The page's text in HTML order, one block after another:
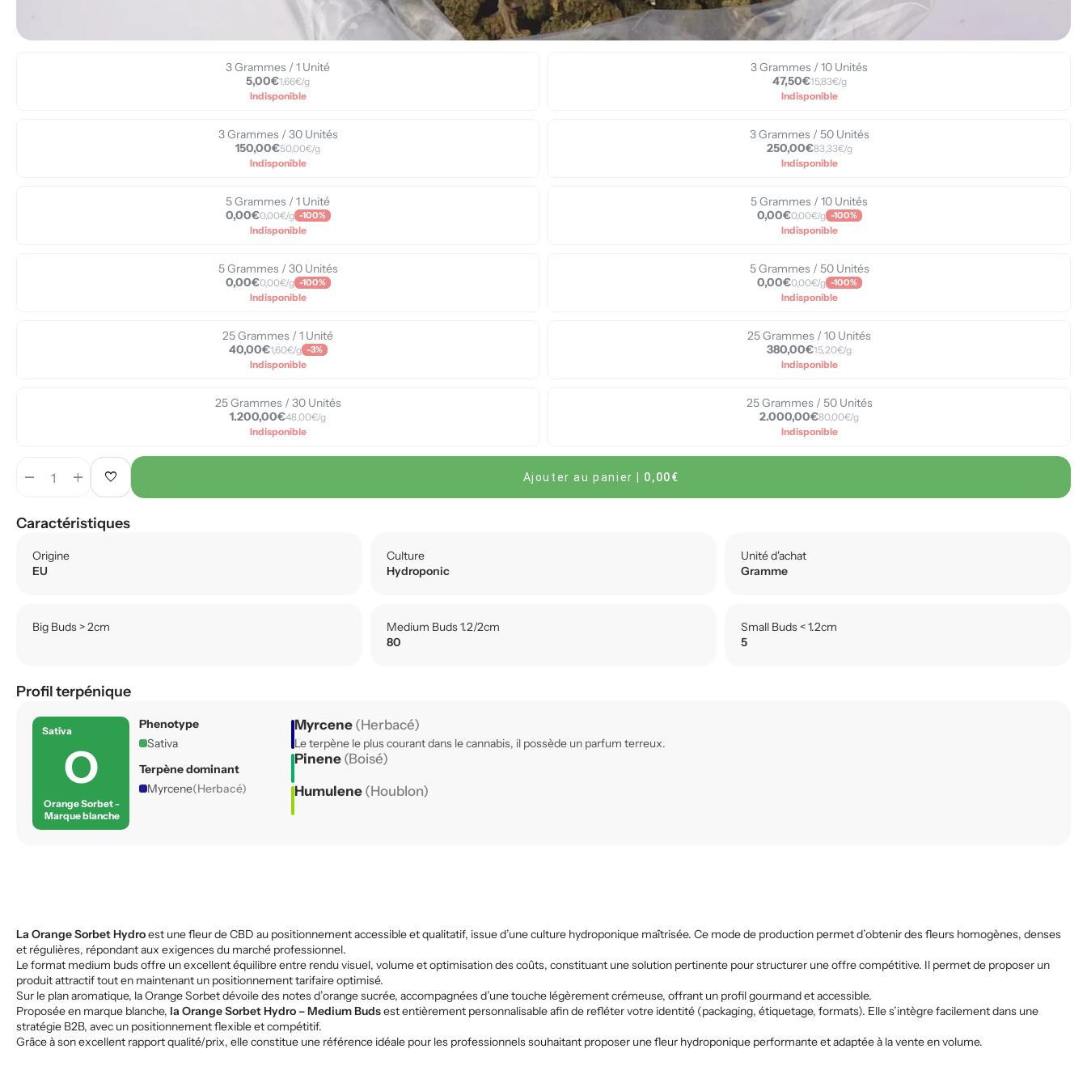
3 Grammes / 1 Unité
5,00€1,66€/g
Indisponible
3 Grammes / 10 Unités
47,50€15,83€/g
Indisponible
3 Grammes / 30 Unités
150,00€50,00€/g
Indisponible
3 Grammes / 50 Unités
250,00€83,33€/g
Indisponible
5 Grammes / 1 Unité
0,00€0,00€/g -100%
Indisponible
5 Grammes / 10 Unités
0,00€0,00€/g -100%
Indisponible
5 Grammes / 30 Unités
0,00€0,00€/g -100%
Indisponible
5 Grammes / 50 Unités
0,00€0,00€/g -100%
Indisponible
25 Grammes / 1 Unité
40,00€1,60€/g -3%
Indisponible
25 Grammes / 10 Unités
380,00€15,20€/g
Indisponible
25 Grammes / 30 Unités
1.200,00€48,00€/g
Indisponible
25 Grammes / 50 Unités
2.000,00€80,00€/g
Indisponible
remove add favorite Ajouter au panier 0,00€
Caractéristiques
Origine
EU
Culture
Hydroponic
Unité d'achat
Gramme
Big Buds > 2cm
Medium Buds 1.2/2cm
80
Small Buds < 1.2cm
5
Profil terpénique
Sativa
O
Orange Sorbet -
Marque blanche
Phenotype
Sativa
Terpène dominant
Myrcene(Herbacé)
Myrcene (Herbacé)
Le terpène le plus courant dans le cannabis, il possède un parfum terreux.
Pinene (Boisé)
Humulene (Houblon)
La Orange Sorbet Hydroest une fleur de CBD au positionnement accessible et qualitatif, issue d’une culture hydroponique maîtrisée. Ce mode de production permet d’obtenir des fleurs homogènes, denses
et régulières, répondant aux exigences du marché professionnel.
Le format medium buds offre un excellent équilibre entre rendu visuel, volume et optimisation des coûts, constituant une solution pertinente pour structurer une offre compétitive. Il permet de proposer un
produit attractif tout en maintenant un positionnement tarifaire optimisé.
Sur le plan aromatique, la Orange Sorbet dévoile des notes d’orange sucrée, accompagnées d’une touche légèrement crémeuse, offrant un profil gourmand et accessible.
Proposée en marque blanche, la Orange Sorbet Hydro – Medium Budsest entièrement personnalisable afin de refléter votre identité (packaging, étiquetage, formats). Elle s’intègre facilement dans une
stratégie B2B, avec un positionnement flexible et compétitif.
Grâce à son excellent rapport qualité/prix, elle constitue une référence idéale pour les professionnels souhaitant proposer une fleur hydroponique performante et adaptée à la vente en volume.